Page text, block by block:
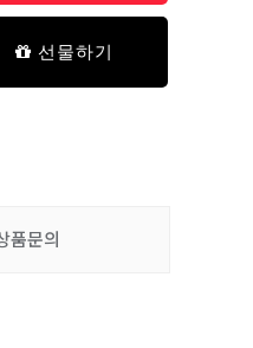
선물하기
품문의